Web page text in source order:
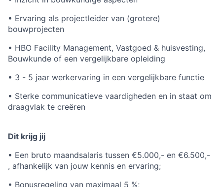
• Ervaring als projectleider van (grotere)
bouwprojecten
• HBO Facility Management, Vastgoed & huisvesting,
Bouwkunde of een vergelijkbare opleiding
• 3 - 5 jaar werkervaring in een vergelijkbare functie
• Sterke communicatieve vaardigheden en in staat om
draagvlak te creëren
Dit krijg jij
• Een bruto maandsalaris tussen €5.000,- en €6.500,-
, afhankelijk van jouw kennis en ervaring;
• Bonusregeling van maximaal 5 %;